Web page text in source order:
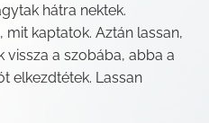
hátra nektek.
mit kaptatok. Aztán lassan,
vissza a szobába, abba a
elkezdtétek. Lassan